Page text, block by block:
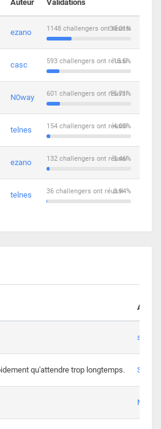
Auteur Validations
ezano 30.01%
1148 challengers ont réussi
casc 15.5%
593 challengers ont réussi
N0way 15.71%
601 challengers ont réussi
telnes 4.03%
154 challengers ont réussi
ezano 3.46%
132 challengers ont réussi
telnes 0.94%
36 challengers ont réussi
Auteur
s3th
qu'attendre trop longtemps. Spl3en